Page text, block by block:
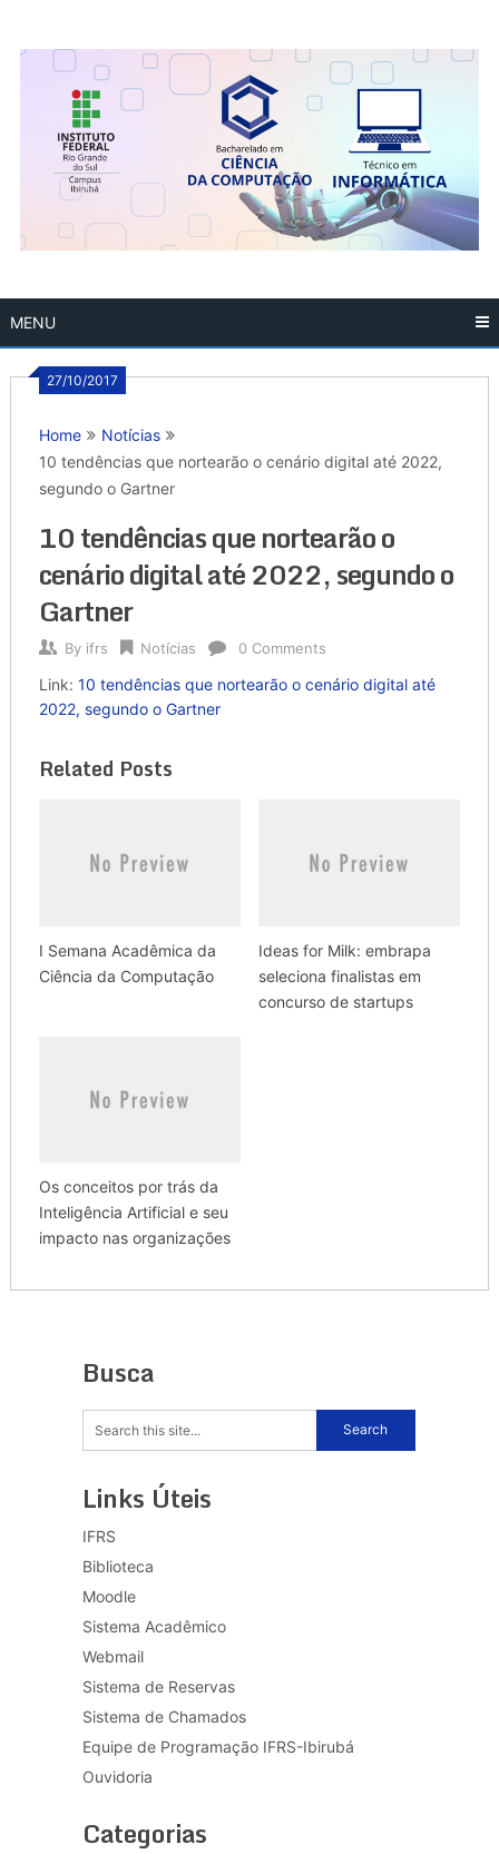
MENU
27/10/2017
Home
Notícias
10 tendências que nortearão o cenário digital até 2022,
segundo o Gartner
10 tendências que nortearão o
cenário digital até 2022, segundo o
Gartner
By ifrs Notícias 0 Comments
Link: 10 tendências que nortearão o cenário digital até
2022, segundo o Gartner
Related Posts
I Semana Acadêmica da
Ciência da Computação
Ideas for Milk: embrapa
seleciona finalistas em
concurso de startups
Os conceitos por trás da
Inteligência Artificial e seu
impacto nas organizações
Busca
Links Úteis
IFRS
Biblioteca
Moodle
Sistema Acadêmico
Webmail
Sistema de Reservas
Sistema de Chamados
Equipe de Programação IFRS-Ibirubá
Ouvidoria
Categorias